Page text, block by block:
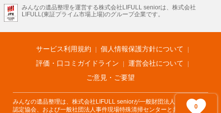
0
LIFULL HOME'Sのサービス
不動産・住宅
不動産査定 マンション専門売却査定 不動産投資 アドバイザー
不動産アーカイブ
空き家バンク 家賃相場 不動産会社
まちむすび
不動産用語集 住まいのお役立ち情報
LIFULL HOME'S PRESS
アプリ 不動産データ 不動産転職
みんなの遺品整理を運営する株式会社LIFULL seniorは、株式会社
LIFULL(東証プライム市場上場)のグループ企業です。
サービス利用規約
個人情報保護方針について
評価・口コミガイドライン
運営会社について
ご意見・ご要望
みんなの遺品整理は、株式会社LIFULL seniorが一般財団法人遺品整理士
認定協会、および一般社団法人事件現場特殊清掃センターと共同でサービ